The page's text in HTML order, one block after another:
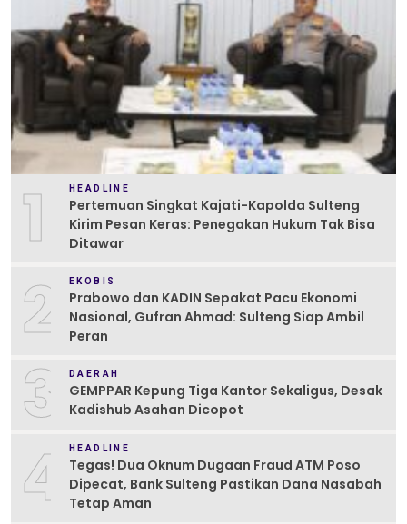
1 HEADLINE
Pertemuan Singkat Kajati-Kapolda Sulteng
Kirim Pesan Keras: Penegakan Hukum Tak Bisa
Ditawar
2 EKOBIS
Prabowo dan KADIN Sepakat Pacu Ekonomi
Nasional, Gufran Ahmad: Sulteng Siap Ambil
Peran
3 DAERAH
GEMPPAR Kepung Tiga Kantor Sekaligus, Desak
Kadishub Asahan Dicopot
4 HEADLINE
Tegas! Dua Oknum Dugaan Fraud ATM Poso
Dipecat, Bank Sulteng Pastikan Dana Nasabah
Tetap Aman